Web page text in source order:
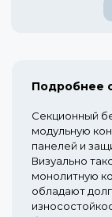
Подробнее
Секционный
модульную
панелей и
Визуально
монолитную
обладают